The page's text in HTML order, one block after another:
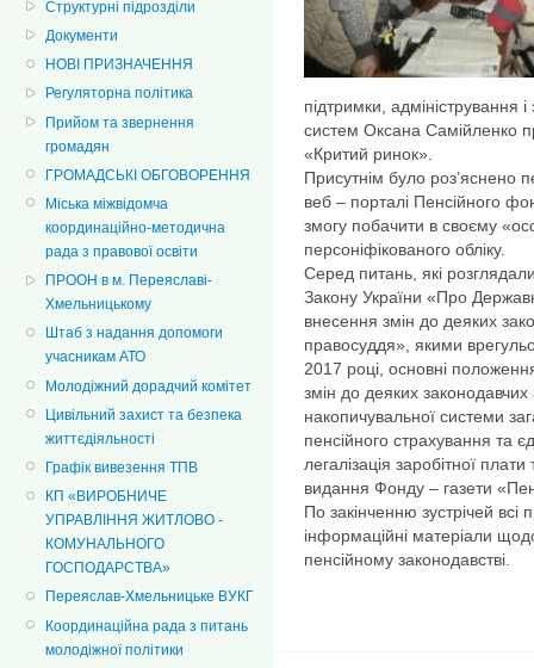
Структурні підрозділи
Документи
НОВІ ПРИЗНАЧЕННЯ
Регуляторна політика
Прийом та звернення
громадян
ГРОМАДСЬКІ ОБГОВОРЕННЯ
Міська міжвідомча
координаційно-методична
рада з правової освіти
ПРООН в м. Переяславі-
Хмельницькому
Штаб з надання допомоги
учасникам АТО
Молодіжний дорадчий комітет
Цивільний захист та безпека
життєдіяльності
Графік вивезення ТПВ
КП «ВИРОБНИЧЕ
УПРАВЛІННЯ ЖИТЛОВО -
КОМУНАЛЬНОГО
ГОСПОДАРСТВА»
Переяслав-Хмельницьке ВУКГ
Координаційна рада з питань
молодіжної політики
підтримки, адміністрування
систем Оксана Самійленко
«Критий ринок».
Присутнім було роз’яснено
веб – порталі Пенсійного
змогу побачити в своєму
персоніфікованого обліку.
Серед питань, які
Закону України «Про
внесення змін до деяких
правосуддя», якими
2017 році, основні
змін до деяких
накопичувальної системи
пенсійного страхування та
легалізація заробітної
видання Фонду – газети
По закінченню зустрічей всі
інформаційні матеріали
пенсійному законодавстві.